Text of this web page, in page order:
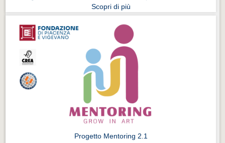
Scopri di più
Progetto Mentoring 2.1